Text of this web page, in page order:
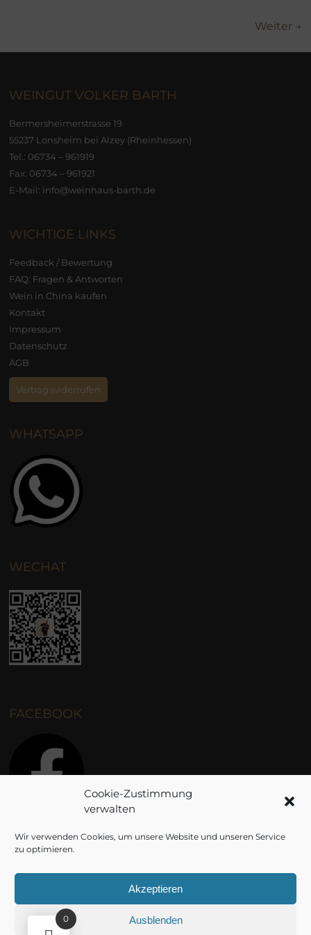
Cookie-Zustimmung
verwalten
Wir verwenden Cookies, um unsere Website und unseren Service
zu optimieren.
Akzeptieren
Ausblenden
Weiter →
WEINGUT VOLKER BARTH
Bermersheimerstrasse 19
55237 Lonsheim bei Alzey (Rheinhessen)
Tel.: 06734 – 961919
Fax: 06734 – 961921
E-Mail: info@weinhaus-barth.de
WICHTIGE LINKS
Feedback / Bewertung
FAQ: Fragen & Antworten
Wein in China kaufen
Kontakt
Impressum
Datenschutz
AGB
Vertrag widerrufen
WHATSAPP
WECHAT
FACEBOOK
INSTAGRAM
0